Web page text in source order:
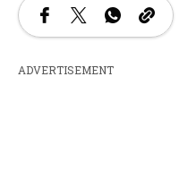
ADVERTISEMENT